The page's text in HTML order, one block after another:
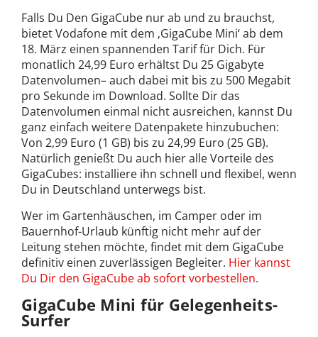
Falls Du Den GigaCube nur ab und zu brauchst,
bietet Vodafone mit dem ‚GigaCube Mini‘ ab dem
18. März einen spannenden Tarif für Dich. Für
monatlich 24,99 Euro erhältst Du 25 Gigabyte
Datenvolumen– auch dabei mit bis zu 500 Megabit
pro Sekunde im Download. Sollte Dir das
Datenvolumen einmal nicht ausreichen, kannst Du
ganz einfach weitere Datenpakete hinzubuchen:
Von 2,99 Euro (1 GB) bis zu 24,99 Euro (25 GB).
Natürlich genießt Du auch hier alle Vorteile des
GigaCubes: installiere ihn schnell und flexibel, wenn
Du in Deutschland unterwegs bist.
Wer im Gartenhäuschen, im Camper oder im
Bauernhof-Urlaub künftig nicht mehr auf der
Leitung stehen möchte, findet mit dem GigaCube
definitiv einen zuverlässigen Begleiter. Hier kannst
Du Dir den GigaCube ab sofort vorbestellen.
GigaCube Mini für Gelegenheits-
Surfer